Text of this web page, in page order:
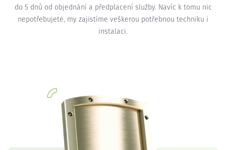
do 5 dnů od objednání a předplacení služby. Navíc k tomu nic
nepotřebujete, my zajistíme veškerou potřebnou techniku i
instalaci.